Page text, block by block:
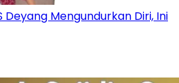
Deyang Mengundurkan Diri, Ini